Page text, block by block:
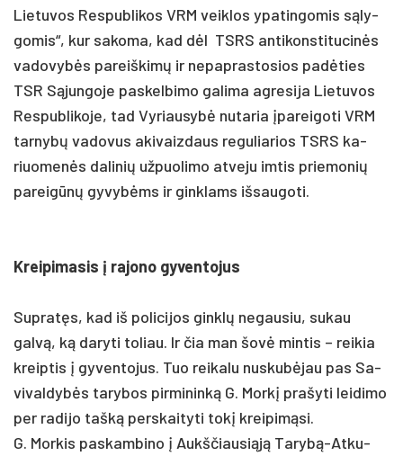
Lie­tu­vos Res­pub­li­kos VRM veik­los ypa­tin­go­mis sąly­
go­mis“, kur sa­ko­ma, kad dėl TSRS an­ti­kons­ti­tu­cinės
va­do­vybės pa­reiš­kimų ir ne­pap­ras­to­sios pa­dėties
TSR Sąjun­go­je pa­skel­bi­mo ga­li­ma ag­re­si­ja Lie­tu­vos
Res­pub­li­ko­je, tad Vy­riau­sybė nu­ta­ria įpa­rei­go­ti VRM
tar­nybų va­do­vus aki­vaiz­daus re­gu­lia­rios TSRS ka­
riuo­menės da­li­nių už­puo­li­mo at­ve­ju im­tis prie­mo­nių
pa­reigūnų gy­vybėms ir gink­lams iš­sau­go­ti.
Krei­pi­ma­sis į ra­jo­no gy­ven­to­jus
Sup­ratęs, kad iš po­li­ci­jos ginklų ne­gau­siu, su­kau
galvą, ką da­ry­ti to­liau. Ir čia man šovė min­tis – rei­kia
kreip­tis į gy­ven­to­jus. Tuo rei­ka­lu nu­skubė­jau pas Sa­
vi­val­dybės ta­ry­bos pir­mi­ninką G. Morkį pra­šy­ti lei­di­mo
per ra­di­jo tašką per­skai­ty­ti tokį krei­pimą­si.
G. Mor­kis pa­skam­bi­no į Aukš­čiau­siąją Ta­rybą-At­ku­